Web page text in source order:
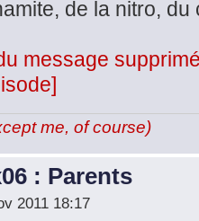
de la nitro, du
message
me, of course)
: Parents
2011 18:17